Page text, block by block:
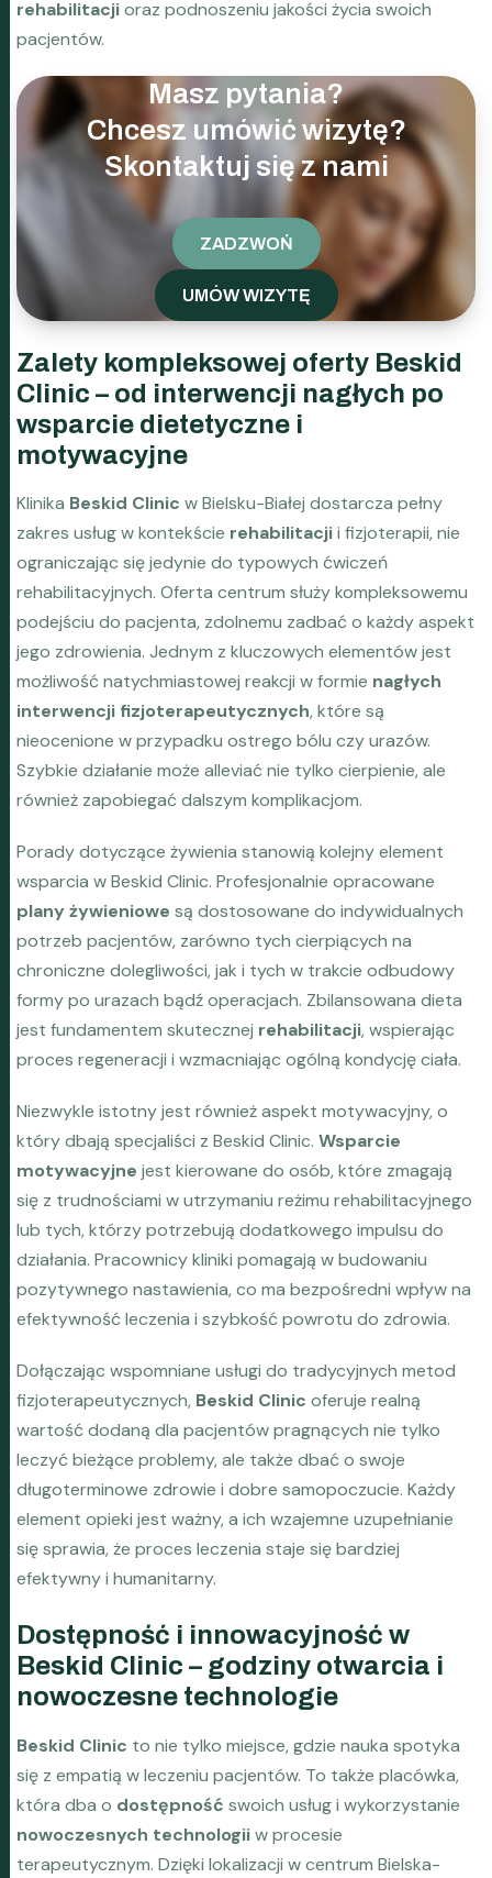
rehabilitacjioraz podnoszeniu jakości życia swoich
pacjentów.
Masz pytania?
Chcesz umówić wizytę?
Skontaktuj się z nami
ZADZWOŃ
UMÓW WIZYTĘ
Zalety kompleksowej oferty Beskid
Clinic – od interwencji nagłych po
wsparcie dietetyczne i
motywacyjne
Klinika Beskid Clinic w Bielsku-Białej dostarcza pełny
zakres usług w kontekście rehabilitacjii fizjoterapii, nie
ograniczając się jedynie do typowych ćwiczeń
rehabilitacyjnych. Oferta centrum służy kompleksowemu
podejściu do pacjenta, zdolnemu zadbać o każdy aspekt
jego zdrowienia. Jednym z kluczowych elementów jest
możliwość natychmiastowej reakcji w formie nagłych
interwencji fizjoterapeutycznych, które są
nieocenione w przypadku ostrego bólu czy urazów.
Szybkie działanie może alleviać nie tylko cierpienie, ale
również zapobiegać dalszym komplikacjom.
Porady dotyczące żywienia stanowią kolejny element
wsparcia w Beskid Clinic. Profesjonalnie opracowane
plany żywieniowe są dostosowane do indywidualnych
potrzeb pacjentów, zarówno tych cierpiących na
chroniczne dolegliwości, jak i tych w trakcie odbudowy
formy po urazach bądź operacjach. Zbilansowana dieta
jest fundamentem skutecznej rehabilitacji, wspierając
proces regeneracji i wzmacniając ogólną kondycję ciała.
Niezwykle istotny jest również aspekt motywacyjny, o
który dbają specjaliści z Beskid Clinic. Wsparcie
motywacyjne jest kierowane do osób, które zmagają
się z trudnościami w utrzymaniu reżimu rehabilitacyjnego
lub tych, którzy potrzebują dodatkowego impulsu do
działania. Pracownicy kliniki pomagają w budowaniu
pozytywnego nastawienia, co ma bezpośredni wpływ na
efektywność leczenia i szybkość powrotu do zdrowia.
Dołączając wspomniane usługi do tradycyjnych metod
fizjoterapeutycznych, Beskid Clinic oferuje realną
wartość dodaną dla pacjentów pragnących nie tylko
leczyć bieżące problemy, ale także dbać o swoje
długoterminowe zdrowie i dobre samopoczucie. Każdy
element opieki jest ważny, a ich wzajemne uzupełnianie
się sprawia, że proces leczenia staje się bardziej
efektywny i humanitarny.
Dostępność i innowacyjność w
Beskid Clinic – godziny otwarcia i
nowoczesne technologie
Beskid Clinic to nie tylko miejsce, gdzie nauka spotyka
się z empatią w leczeniu pacjentów. To także placówka,
która dba o dostępność swoich usług i wykorzystanie
nowoczesnych technologiiw procesie
terapeutycznym. Dzięki lokalizacji w centrum Bielska-